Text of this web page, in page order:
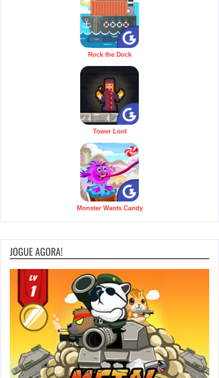
Rock the Dock
Tower Loot
Monster Wants Candy
JOGUE AGORA!